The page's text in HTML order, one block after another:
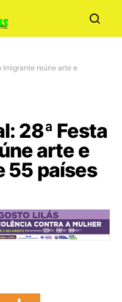
Imigrante reúne arte e
28ª Festa
arte e
55 países